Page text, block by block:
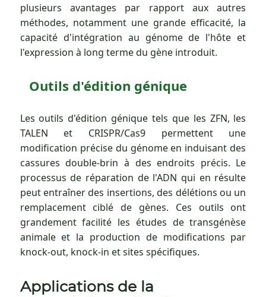
plusieurs avantages par rapport aux autres
méthodes, notamment une grande efficacité, la
capacité d'intégration au génome de l'hôte et
l'expression à long terme du gène introduit.
Outils d'édition génique
Les outils d'édition génique tels que les ZFN, les
TALEN et CRISPR/Cas9 permettent une
modification précise du génome en induisant des
cassures double-brin à des endroits précis. Le
processus de réparation de l'ADN qui en résulte
peut entraîner des insertions, des délétions ou un
remplacement ciblé de gènes. Ces outils ont
grandement facilité les études de transgénèse
animale et la production de modifications par
knock-out, knock-in et sites spécifiques.
Applications de la